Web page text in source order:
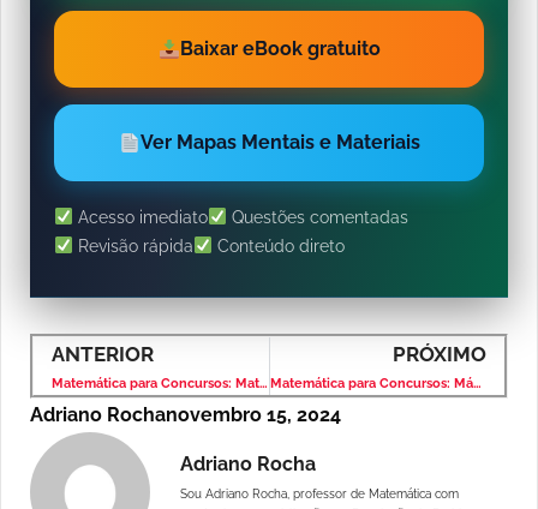
Baixar eBook gratuito
Ver Mapas Mentais e Materiais
Acesso imediato
Questões comentadas
Revisão rápida
Conteúdo direto
ANTERIOR
Matemática para Concursos: Matemática Financeira – Banca VUNESP – Nível Médio
PRÓXIMO
Matemática para Concursos: Máximo Divisor Comum – Banca VUNESP – Nível Médio
Adriano Rochanovembro 15, 2024
Adriano Rocha
Sou Adriano Rocha, professor de Matemática com